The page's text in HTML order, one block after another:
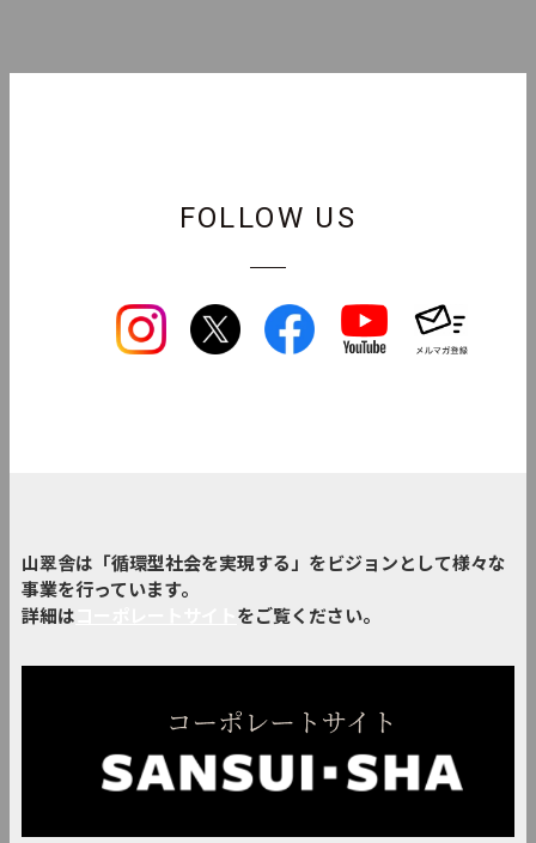
FOLLOW US
山翠舎は「循環型社会を実現する」をビジョンとして様々な
事業を行っています。
詳細は
をご覧ください。